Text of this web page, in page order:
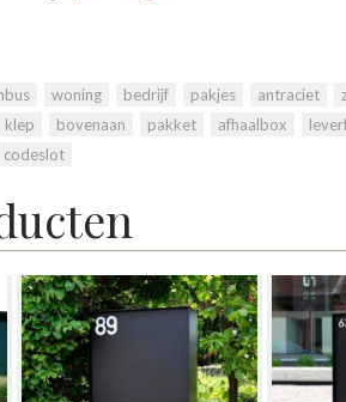
woning bedrijf pakjes antraciet
klep bovenaan pakket afhaalbox
codeslot